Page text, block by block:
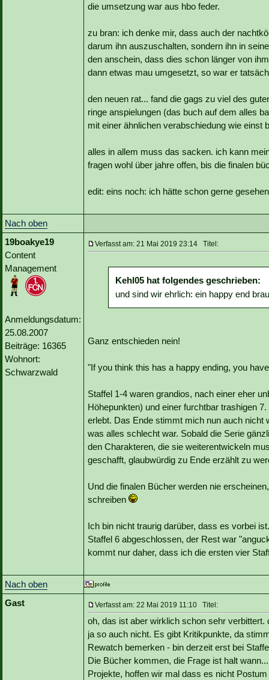
die umsetzung war aus hbo feder.
zu bran: ich denke mir, dass auch der
darum ihn auszuschalten, sondern ihn in
den anschein, dass dies schon länger von
dann etwas mau umgesetzt, so war er
den neuen rat... fand die gags zu viel des
ringe anspielungen (das buch auf dem alles
mit einer ähnlichen verabschiedung wie einst
alles in allem muss das sacken. ich kann
fragen wohl über jahre offen, bis die finalen
edit: eins noch: ich hätte schon gerne
Nach oben
19boakye19
Content
Management
Anmeldungsdatum:
25.08.2007
Beiträge: 16365
Wohnort:
Schwarzwald
Verfasst am: 21 Mai 2019 23:14 Titel:
Kehl05 hat folgendes geschrieben:
und sind wir ehrlich: ein happy end
Ganz entschieden nein!
"If you think this has a happy ending, you
Staffel 1-4 waren grandios, nach einer eher
Höhepunkten) und einer furchtbar trashigen
erlebt. Das Ende stimmt mich nun auch nicht
was alles schlecht war. Sobald die Serie
den Charakteren, die sie weiterentwickeln
geschafft, glaubwürdig zu Ende erzählt zu
Und die finalen Bücher werden nie
schreiben
Ich bin nicht traurig darüber, dass es vorbei
Staffel 6 abgeschlossen, der Rest war
kommt nur daher, dass ich die ersten vier
Nach oben
Gast
Verfasst am: 22 Mai 2019 11:10 Titel:
oh, das ist aber wirklich schon sehr
ja so auch nicht. Es gibt Kritikpunkte, da
Rewatch bemerken - bin derzeit erst bei
Die Bücher kommen, die Frage ist halt
Projekte, hoffen wir mal dass es nicht